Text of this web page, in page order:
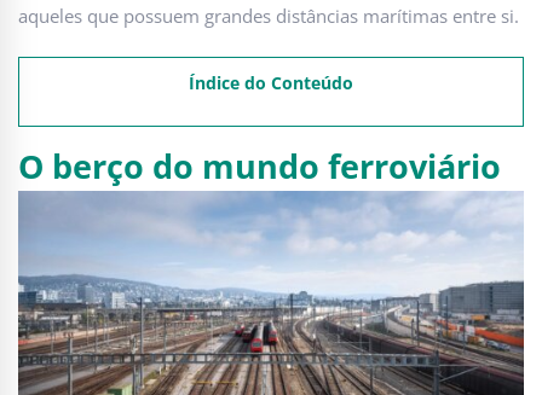
aqueles que possuem grandes distâncias marítimas entre si.
Índice do Conteúdo
O berço do mundo ferroviário